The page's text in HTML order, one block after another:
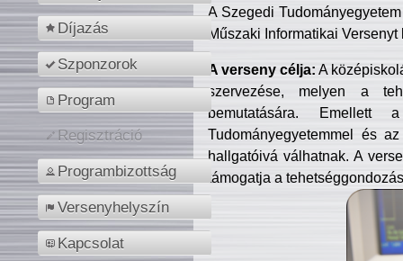
Díjazás
Szponzorok
Program
Regisztráció
Programbizottság
Versenyhelyszín
Kapcsolat
A Szegedi
Műszaki Informatikai
A verseny célja: A
szervezése, melyen a
bemutatására. Emellett
Tudományegyetemmel és
hallgatóivá válhatnak. A
támogatja a